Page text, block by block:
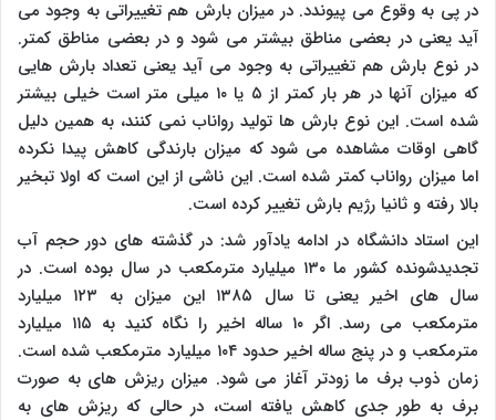
در پی به وقوع می پیوندد. در میزان بارش هم تغییراتی به وجود می
آید یعنی در بعضی مناطق بیشتر می شود و در بعضی مناطق کمتر.
در نوع بارش هم تغییراتی به وجود می آید یعنی تعداد بارش هایی
که میزان آنها در هر بار کمتر از ۵ یا ۱۰ میلی متر است خیلی بیشتر
شده است. این نوع بارش ها تولید رواناب نمی کنند، به همین دلیل
گاهی اوقات مشاهده می شود که میزان بارندگی کاهش پیدا نکرده
اما میزان رواناب کمتر شده است. این ناشی از این است که اولا تبخیر
بالا رفته و ثانیا رژیم بارش تغییر کرده است.
این استاد دانشگاه در ادامه یادآور شد: در گذشته های دور حجم آب
تجدیدشونده کشور ما ۱۳۰ میلیارد مترمکعب در سال بوده است. در
سال های اخیر یعنی تا سال ۱۳۸۵ این میزان به ۱۲۳ میلیارد
مترمکعب می رسد. اگر ۱۰ ساله اخیر را نگاه کنید به ۱۱۵ میلیارد
مترمکعب و در پنج ساله اخیر حدود ۱۰۴ میلیارد مترمکعب شده است.
زمان ذوب برف ما زودتر آغاز می شود. میزان ریزش های به صورت
برف به طور جدی کاهش یافته است، در حالی که ریزش های به